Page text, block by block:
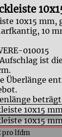
10x15 mm,
10
010015
ist
Überlänge
pro lfdm